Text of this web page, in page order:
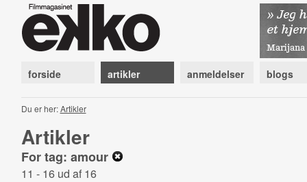
forside artikler anmeldelser blogs
Du er her:Artikler
Artikler
For tag: amour
11 - 16 ud af 16